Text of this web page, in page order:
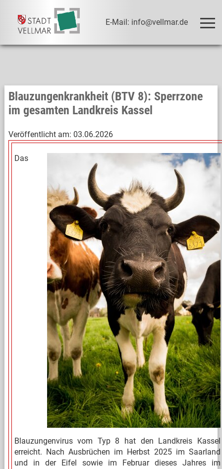
E-Mail: info@vellmar.de
Blauzungenkrankheit (BTV 8): Sperrzone
im gesamten Landkreis Kassel
Veröffentlicht am: 03.06.2026
Das
Blauzungenvirus vom Typ 8 hat den Landkreis Kassel
erreicht. Nach Ausbrüchen im Herbst 2025 im Saarland
und in der Eifel sowie im Februar dieses Jahres im